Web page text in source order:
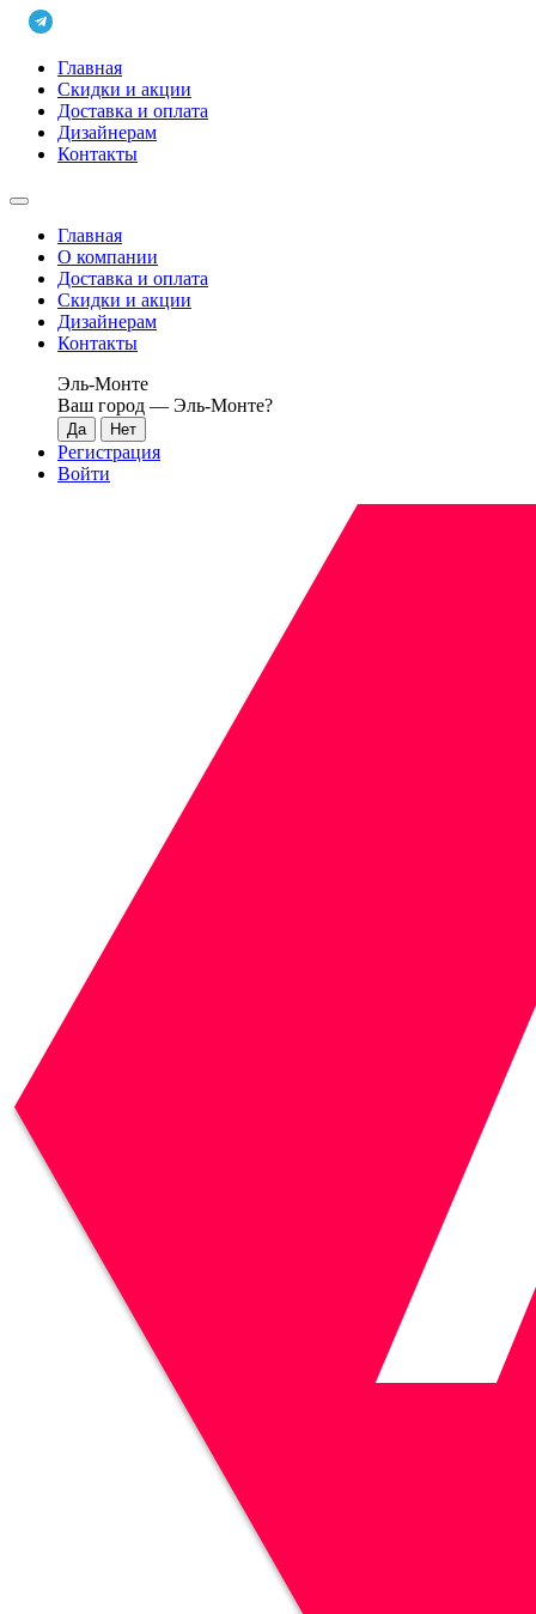
Главная
Скидки и акции
Доставка и оплата
Дизайнерам
Контакты
Главная
О компании
Доставка и оплата
Скидки и акции
Дизайнерам
Контакты
Эль-Монте
Ваш город — Эль-Монте?
Регистрация
Войти